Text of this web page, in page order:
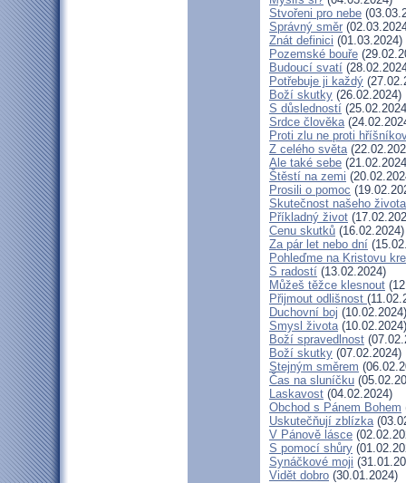
Stvořeni pro nebe
Správný směr
Znát definici (01.03.2024)
Pozemské bouře
Budoucí svatí
Potřebuje ji každý
Boží skutky (26.02.2024)
S důsledností
Srdce člověka
Proti zlu ne proti
Z celého světa
Ale také sebe
Štěstí na zemi
Prosili o pomoc
Skutečnost našeho života
Příkladný život
Cenu skutků (16.02.2024)
Za pár let nebo dní
Pohleďme na Kristovu
S radostí (13.02.2024)
Můžeš těžce klesnout
Přijmout odlišnost
Duchovní boj (10.02.2024)
Smysl života(10.02.2024)
Boží spravedlnost
Boží skutky (07.02.2024)
Stejným směrem
Čas na sluníčku
Laskavost (04.02.2024)
Obchod s Pánem Bohem
Uskutečňují zblízka
V Pánově lásce
S pomocí shůry
Synáčkové moji
Vidět dobro (30.01.2024)